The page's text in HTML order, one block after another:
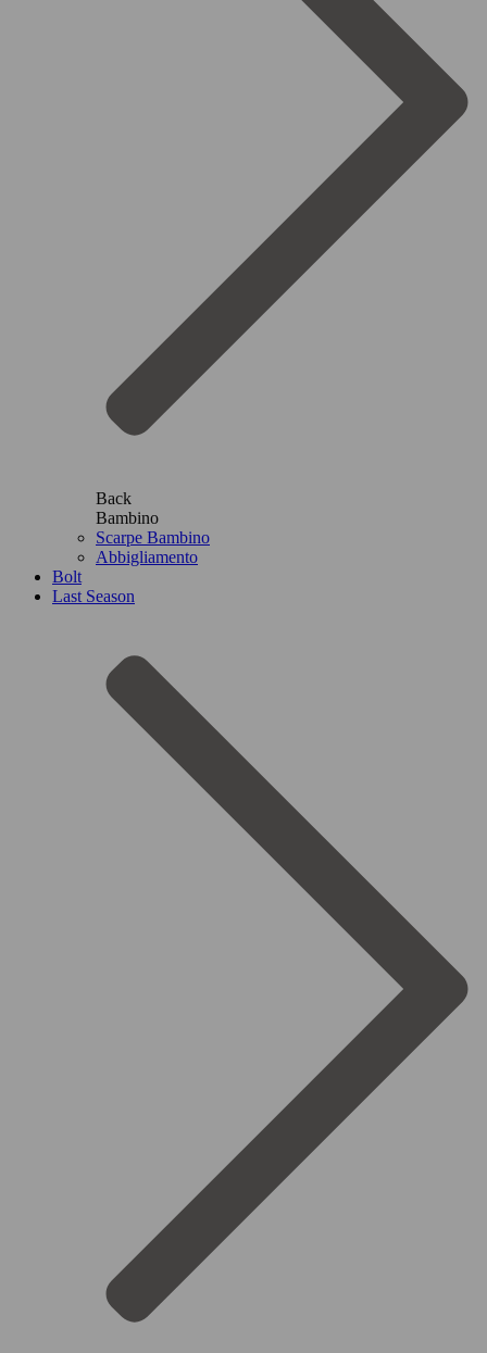
Back
Bambino
Scarpe Bambino
Abbigliamento
Bolt
Last Season